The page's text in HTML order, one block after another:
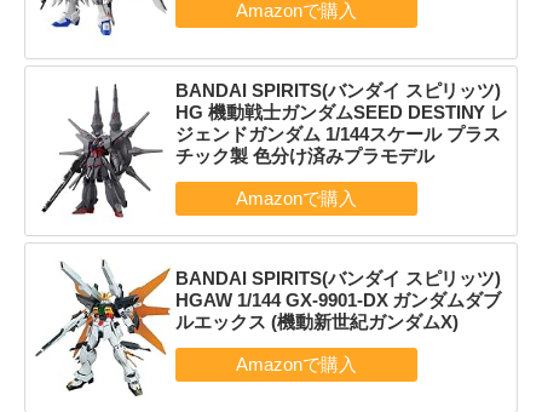
BANDAI SPIRITS(バンダイ スピリッツ)
HG 機動戦士ガンダムSEED DESTINY レ
ジェンドガンダム 1/144スケール プラス
チック製 色分け済みプラモデル
BANDAI SPIRITS(バンダイ スピリッツ)
HGAW 1/144 GX-9901-DX ガンダムダブ
ルエックス (機動新世紀ガンダムX)